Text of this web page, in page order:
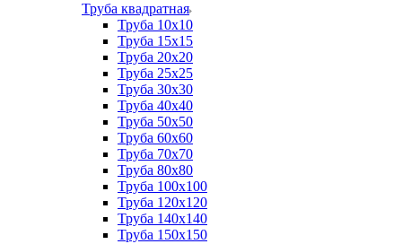
Труба квадратная
Труба 10x10
Труба 15x15
Труба 20x20
Труба 25x25
Труба 30x30
Труба 40x40
Труба 50x50
Труба 60x60
Труба 70x70
Труба 80x80
Труба 100x100
Труба 120x120
Труба 140x140
Труба 150x150